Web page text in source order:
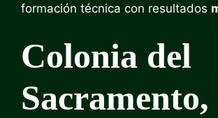
formación técnica con resultados
Colonia del
Sacramento,